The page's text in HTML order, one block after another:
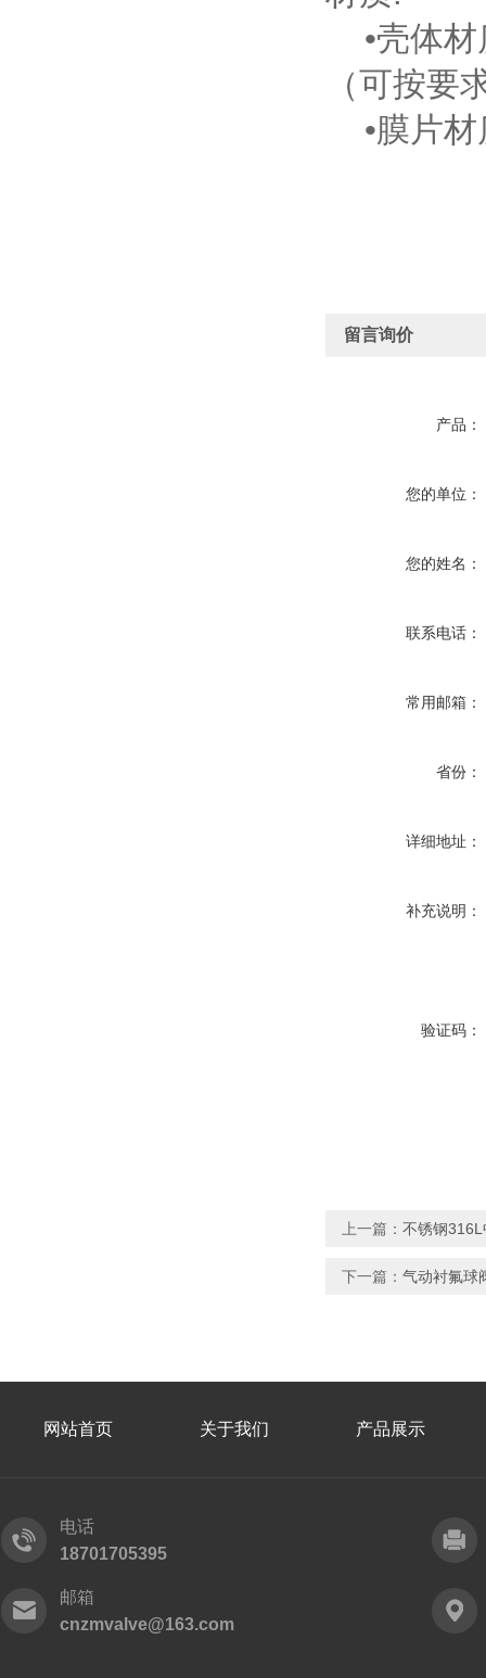
•壳体材
（可按要
•膜片材
留言询价
产品：
您的单位：
您的姓名：
联系电话：
常用邮箱：
省份：
详细地址：
补充说明：
验证码：
上一篇： 不锈钢
下一篇： 气动衬氟球
网站首页 关于我们 产品展示
电话
18701705395
邮箱
cnzmvalve@163.com